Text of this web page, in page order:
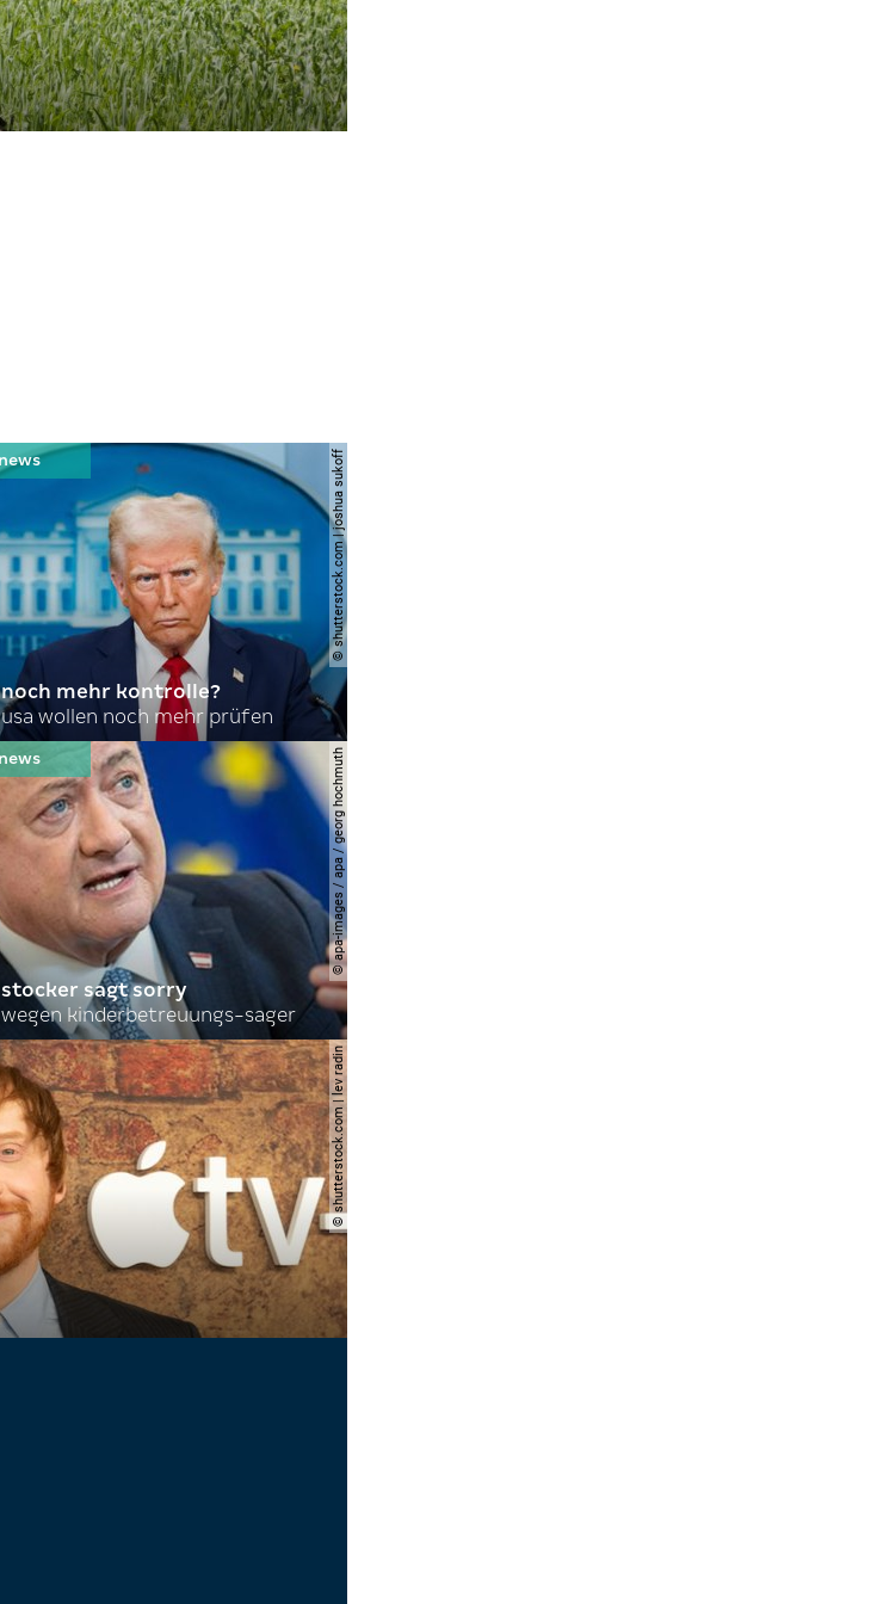
© shutterstock.com | joshua sukoff
noch mehr kontrolle?
usa wollen noch mehr prüfen
© apa-images / apa / georg hochmuth
stocker sagt sorry
wegen kinderbetreuungs-sager
© shutterstock.com | lev radin